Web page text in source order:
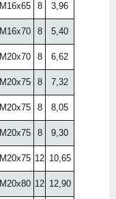
М16x65 8 3,96
М16x70 8 5,40
М20x70 8 6,62
М20x75 8 7,32
М20x75 8 8,05
М20x75 8 9,30
М20x75 12 10,65
М20x80 12 12,90